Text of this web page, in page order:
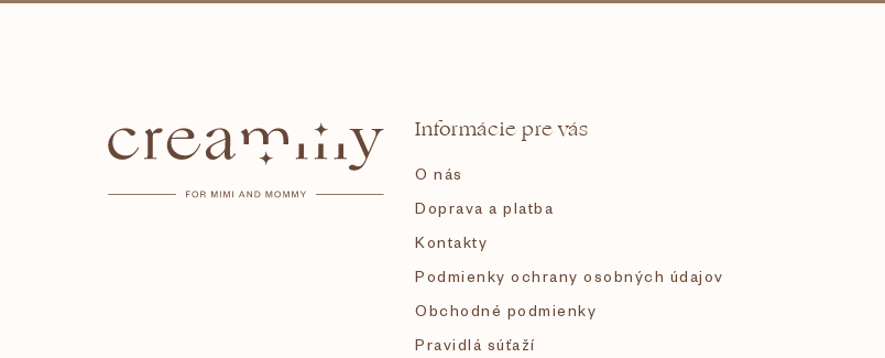
Informácie pre vás
O nás
Doprava a platba
Kontakty
Podmienky ochrany osobných údajov
Obchodné podmienky
Pravidlá súťaží